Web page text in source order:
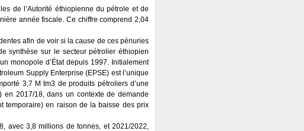
de l’Autorité éthiopienne du pétrole et de
année fiscale. Ce chiffre comprend 2,04
afin de voir si la cause de ces pénuries
synthèse sur le secteur pétrolier éthiopien
monopole d’État depuis 1997. Initialement
Supply Enterprise (EPSE) est l’unique
3,7 M tm3 de produits pétroliers d’une
2017/18, dans un contexte de demande
temporaire) en raison de la baisse des prix
avec 3,8 millions de tonnes, et 2021/2022,